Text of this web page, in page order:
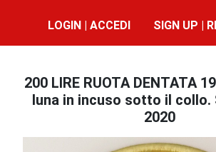
LOGIN | ACCEDI SIGN UP |
200 LIRE RUOTA DENTATA
luna in incuso sotto il collo.
2020